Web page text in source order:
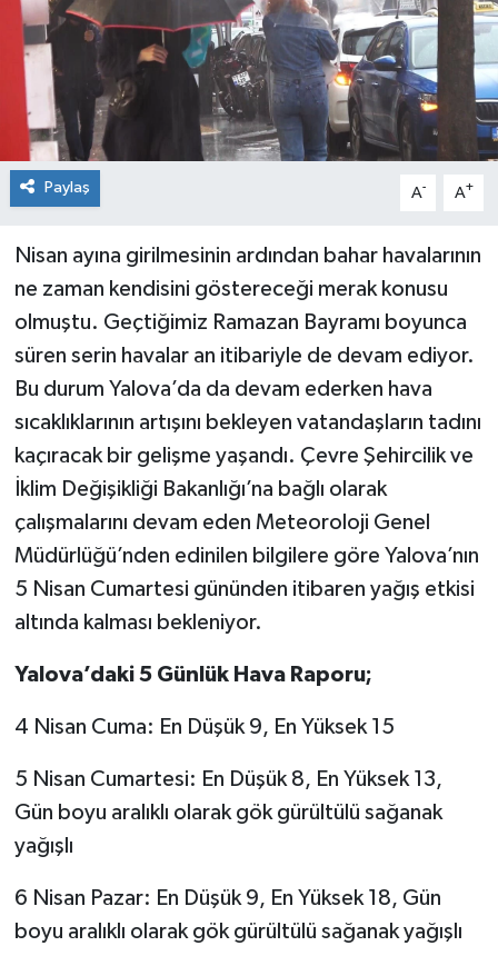
Paylaş A- A+
Nisan ayına girilmesinin ardından bahar havalarının
ne zaman kendisini göstereceği merak konusu
olmuştu. Geçtiğimiz Ramazan Bayramı boyunca
süren serin havalar an itibariyle de devam ediyor.
Bu durum Yalova’da da devam ederken hava
sıcaklıklarının artışını bekleyen vatandaşların tadını
kaçıracak bir gelişme yaşandı. Çevre Şehircilik ve
İklim Değişikliği Bakanlığı’na bağlı olarak
çalışmalarını devam eden Meteoroloji Genel
Müdürlüğü’nden edinilen bilgilere göre Yalova’nın
5 Nisan Cumartesi gününden itibaren yağış etkisi
altında kalması bekleniyor.
Yalova’daki 5 Günlük Hava Raporu;
4 Nisan Cuma: En Düşük 9, En Yüksek 15
5 Nisan Cumartesi: En Düşük 8, En Yüksek 13,
Gün boyu aralıklı olarak gök gürültülü sağanak
yağışlı
6 Nisan Pazar: En Düşük 9, En Yüksek 18, Gün
boyu aralıklı olarak gök gürültülü sağanak yağışlı